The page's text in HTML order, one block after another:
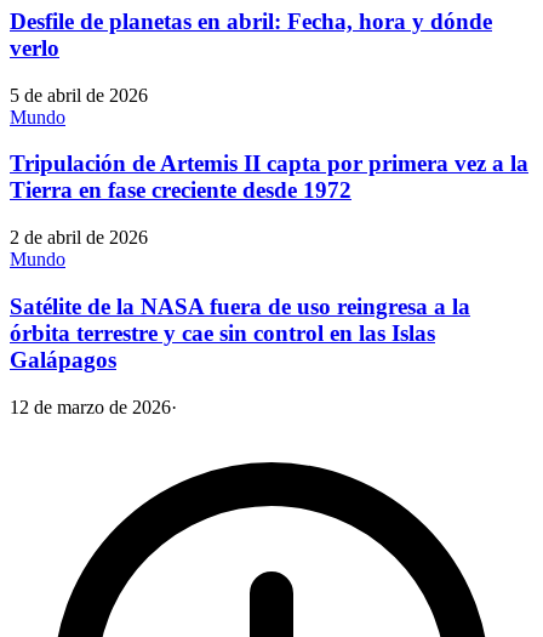
Desfile de planetas en abril: Fecha, hora y dónde
verlo
5 de abril de 2026
Mundo
Tripulación de Artemis II capta por primera vez a la
Tierra en fase creciente desde 1972
2 de abril de 2026
Mundo
Satélite de la NASA fuera de uso reingresa a la
órbita terrestre y cae sin control en las Islas
Galápagos
12 de marzo de 2026·